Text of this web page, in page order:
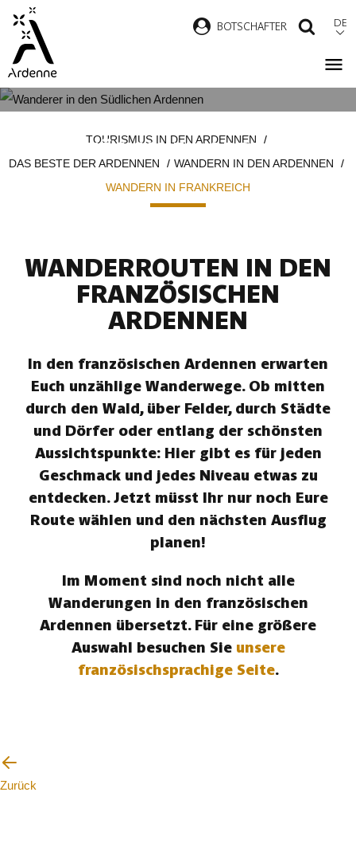
Direkt
zum
Inhalt
BOTSCHAFTER DE
FRANZÖSISCHEN ARDENNEN
TOURISMUS IN DEN ARDENNEN
DAS BESTE DER ARDENNEN
WANDERN IN DEN ARDENNEN
WANDERN IN FRANKREICH
WANDERROUTEN IN DEN
FRANZÖSISCHEN
ARDENNEN
In den französischen Ardennen erwarten
Euch unzählige Wanderwege. Ob mitten
durch den Wald, über Felder, durch Städte
und Dörfer oder entlang der schönsten
Aussichtspunkte: Hier gibt es für jeden
Geschmack und jedes Niveau etwas zu
entdecken. Jetzt müsst Ihr nur noch Eure
Route wählen und den nächsten Ausflug
planen!
Im Moment sind noch nicht alle
Wanderungen in den französischen
Ardennen übersetzt. Für eine größere
Auswahl besuchen Sie unsere
französischsprachige Seite.
Zurück